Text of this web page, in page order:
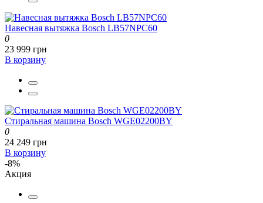
Навесная вытяжка Bosch LB57NPC60
0
23 999 грн
В корзину
Стиральная машина Bosch WGE02200BY
0
24 249 грн
В корзину
-8%
Акция